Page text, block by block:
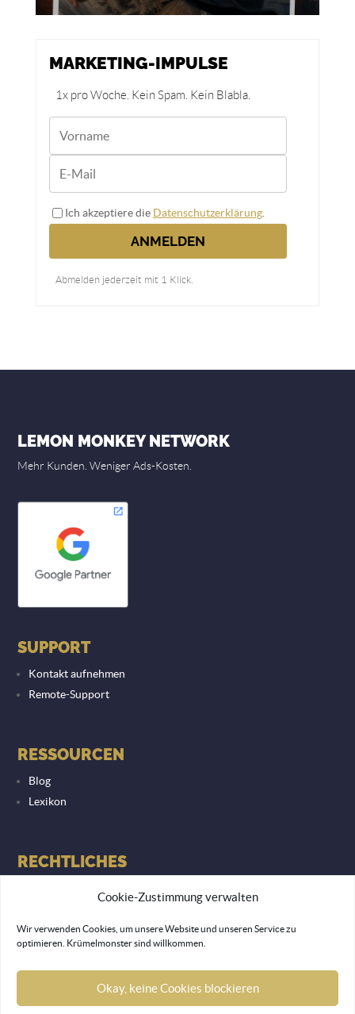
Cookie-Zustimmung verwalten
Wir verwenden Cookies, um unsere Website und unseren Service zu
optimieren. Krümelmonster sind willkommen.
Okay, keine Cookies blockieren
MARKETING-IMPULSE
1x pro Woche. Kein Spam. Kein Blabla.
Ich akzeptiere die Datenschutzerklärung.
ANMELDEN
Abmelden jederzeit mit 1 Klick.
LEMON MONKEY NETWORK
Mehr Kunden. Weniger Ads-Kosten.
SUPPORT
Kontakt aufnehmen
Remote-Support
RESSOURCEN
Blog
Lexikon
RECHTLICHES
© 2026 Lemon Monkey Network GmbH